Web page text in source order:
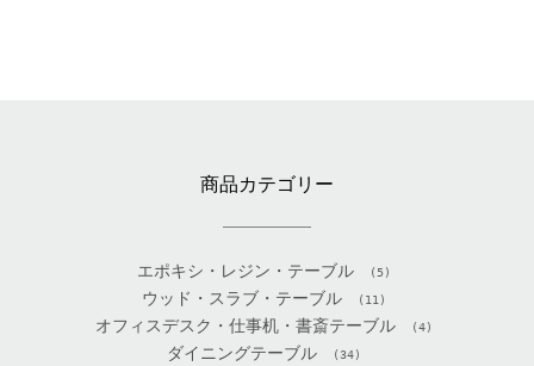
商品カテゴリー
エポキシ・レジン・テーブル (5)
ウッド・スラブ・テーブル (11)
オフィスデスク・仕事机・書斎テーブル (4)
ダイニングテーブル (34)